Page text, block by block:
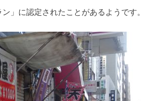
」に認定されたことがあるようです。